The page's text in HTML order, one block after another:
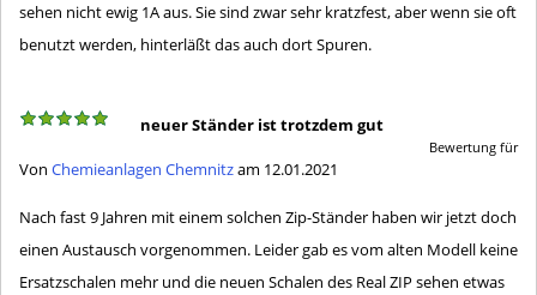
sehen nicht ewig 1A aus. Sie sind zwar sehr kratzfest, aber wenn sie oft
benutzt werden, hinterläßt das auch dort Spuren.
neuer Ständer ist trotzdem gut
Bewertung für
Von Chemieanlagen Chemnitzam 12.01.2021
Nach fast 9 Jahren mit einem solchen Zip-Ständer haben wir jetzt doch
einen Austausch vorgenommen. Leider gab es vom alten Modell keine
Ersatzschalen mehr und die neuen Schalen des Real ZIP sehen etwas